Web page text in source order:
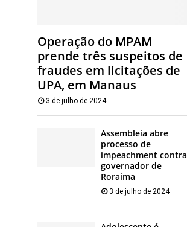
Operação do MPAM
prende três suspeitos de
fraudes em licitações de
UPA, em Manaus
3 de julho de 2024
Assembleia abre
processo de
impeachment contra
governador de
Roraima
3 de julho de 2024